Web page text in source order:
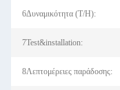
6Δυναμικότητα (Τ/Η):
7Test&installation:
8Λεπτομέρειες παράδοσης: